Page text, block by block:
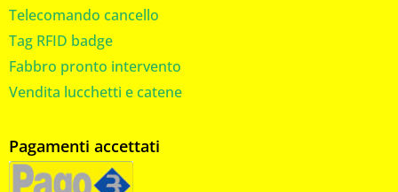
Telecomando cancello
Tag RFID badge
Fabbro pronto intervento
Vendita lucchetti e catene
Pagamenti accettati